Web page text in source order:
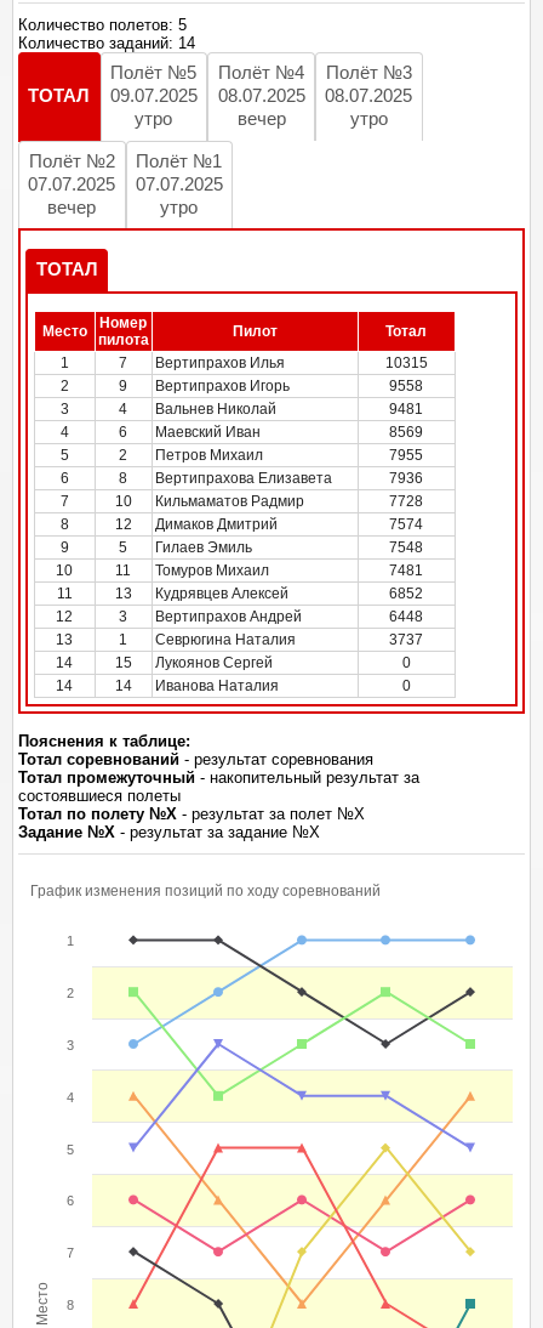
Количество полетов: 5
Количество заданий: 14
ТОТАЛ
Полёт №5
09.07.2025
утро
Полёт №4
08.07.2025
вечер
Полёт №3
08.07.2025
утро
Полёт №2
07.07.2025
вечер
Полёт №1
07.07.2025
утро
ТОТАЛ
Место
Номер
пилота
Пилот
Тотал
1
7 Вертипрахов Илья
10315
2
9 Вертипрахов Игорь
9558
3
4 Вальнев Николай
9481
4
6 Маевский Иван
8569
5
2 Петров Михаил
7955
6
8 Вертипрахова Елизавета
7936
7
10 Кильмаматов Радмир
7728
8
12 Димаков Дмитрий
7574
9
5 Гилаев Эмиль
7548
10
11 Томуров Михаил
7481
11
13 Кудрявцев Алексей
6852
12
3 Вертипрахов Андрей
6448
13
1 Севрюгина Наталия
3737
14
15 Лукоянов Сергей
0
14
14 Иванова Наталия 0
Пояснения к таблице:
Тотал соревнований - результат соревнования
Тотал промежуточный - накопительный результат за
состоявшиеся полеты
Тотал по полету №Х - результат за полет №Х
Задание №Х - результат за задание №Х
Место
График изменения позиций по ходу соревнований
1
2
3
4
5
6
7
8